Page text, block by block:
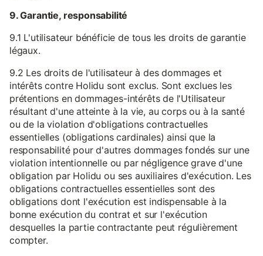
9. Garantie, responsabilité
9.1 L'utilisateur bénéficie de tous les droits de garantie
légaux.
9.2 Les droits de l'utilisateur à des dommages et
intérêts contre Holidu sont exclus. Sont exclues les
prétentions en dommages-intérêts de l'Utilisateur
résultant d'une atteinte à la vie, au corps ou à la santé
ou de la violation d'obligations contractuelles
essentielles (obligations cardinales) ainsi que la
responsabilité pour d'autres dommages fondés sur une
violation intentionnelle ou par négligence grave d'une
obligation par Holidu ou ses auxiliaires d'exécution. Les
obligations contractuelles essentielles sont des
obligations dont l'exécution est indispensable à la
bonne exécution du contrat et sur l'exécution
desquelles la partie contractante peut régulièrement
compter.